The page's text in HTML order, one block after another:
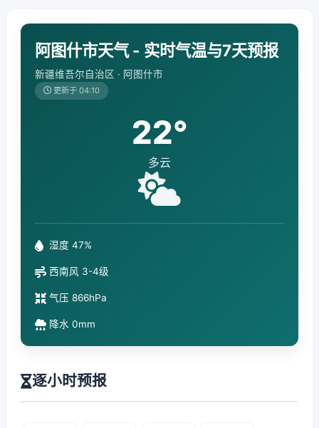
阿图什市天气 - 实时气温与7天预报
新疆维吾尔自治区 · 阿图什市
更新于 04:10
22°
多云
湿度 47%
西南风 3-4级
气压 866hPa
降水 0mm
逐小时预报